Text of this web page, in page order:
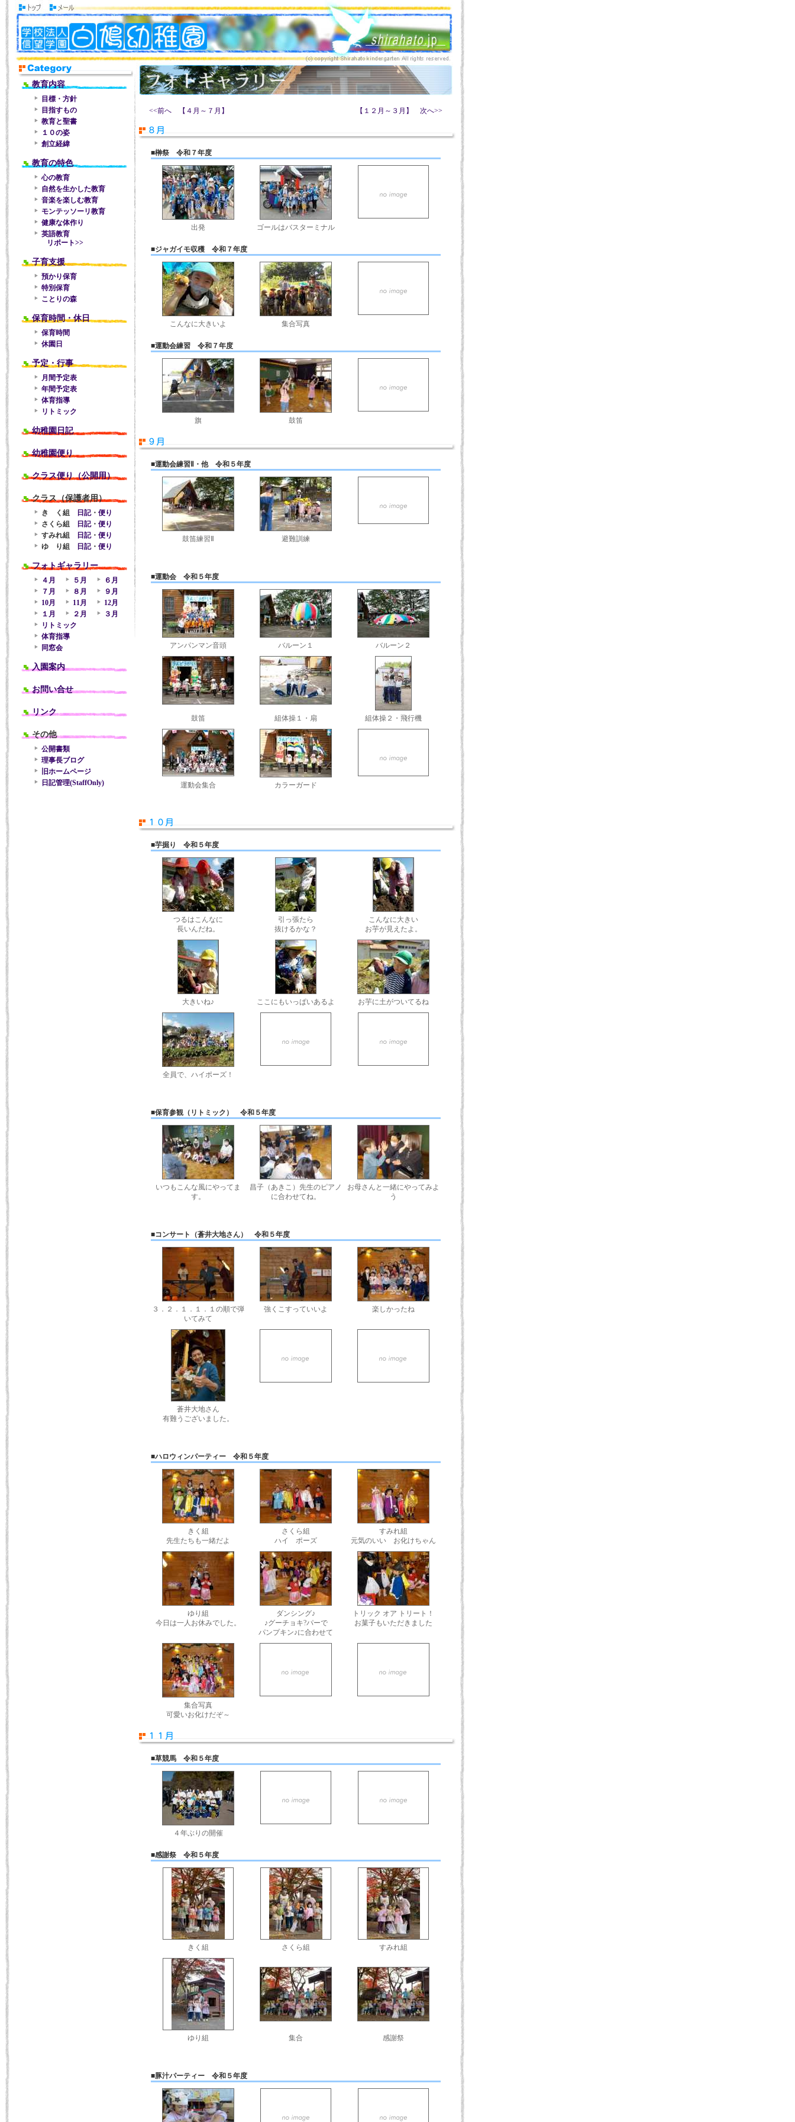
教育内容
目標・方針
目指すもの
教育と聖書
１０の姿
創立経緯
教育の特色
心の教育
自然を生かした教育
音楽を楽しむ教育
モンテッソーリ教育
健康な体作り
英語教育
リポート>>
子育支援
預かり保育
特別保育
ことりの森
保育時間・休日
保育時間
休園日
予定・行事
月間予定表
年間予定表
体育指導
リトミック
幼稚園日記
幼稚園便り
クラス便り（公開用）
クラス（保護者用）
き く組 日記・ 便り
さくら組
日記・ 便り
すみれ組
日記・ 便り
ゆ り組
日記・ 便り
フォトギャラリー
４月
７月
10月
１月
５月
８月
11月
２月
６月
９月
12月
３月
リトミック
体育指導
同窓会
入園案内
お問い合せ
リンク
その他
公開書類
理事長ブログ
旧ホームページ
日記管理(StaffOnly)
<<前へ 【４月～７月】 【１２月～３月】 次へ>>
■榊祭 令和７年度
出発 ゴールはバスターミナル
■ジャガイモ収穫 令和７年度
こんなに大きいよ 集合写真
■運動会練習 令和７年度
旗 鼓笛
■運動会練習Ⅱ・他 令和５年度
鼓笛練習Ⅱ 避難訓練
■運動会 令和５年度
アンパンマン音頭 バルーン１ バルーン２
鼓笛 組体操１・扇 組体操２・飛行機
運動会集合 カラーガード
■芋掘り 令和５年度
つるはこんなに
長いんだね。
引っ張たら
抜けるかな？
こんなに大きい
お芋が見えたよ。
大きいね♪ ここにもいっぱいあるよ お芋に土がついてるね
全員で、ハイポーズ！
■保育参観（リトミック） 令和５年度
いつもこんな風にやってま
す。
昌子（あきこ）先生のピアノ
に合わせてね。
お母さんと一緒にやってみよ
う
■コンサート（蒼井大地さん） 令和５年度
３．２．１．１．１の順で弾
いてみて
強くこすっていいよ 楽しかったね
蒼井大地さん
有難うございました。
■ハロウィンパーティー 令和５年度
きく組
先生たちも一緒だよ
さくら組
ハイ ポーズ
すみれ組
元気のいい お化けちゃん
ゆり組
今日は一人お休みでした。
ダンシング♪
♪グーチョキ?パーで
パンプキン♪に合わせて
トリック オア トリート！
お菓子もいただきました
集合写真
可愛いお化けだぞ～
■草競馬 令和５年度
４年ぶりの開催
■感謝祭 令和５年度
きく組 さくら組 すみれ組
ゆり組 集合 感謝祭
■豚汁パーティー 令和５年度